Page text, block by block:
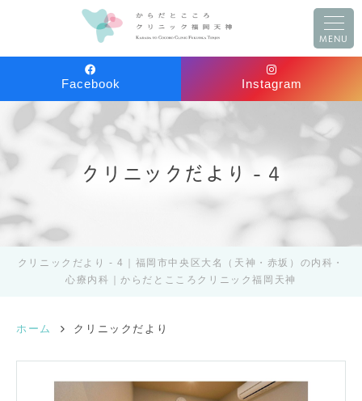
MENU
Facebook Instagram
クリニックだより - 4
クリニックだより - 4｜福岡市中央区大名（天神・赤坂）の内科・
心療内科｜からだとこころクリニック福岡天神
ホーム クリニックだより